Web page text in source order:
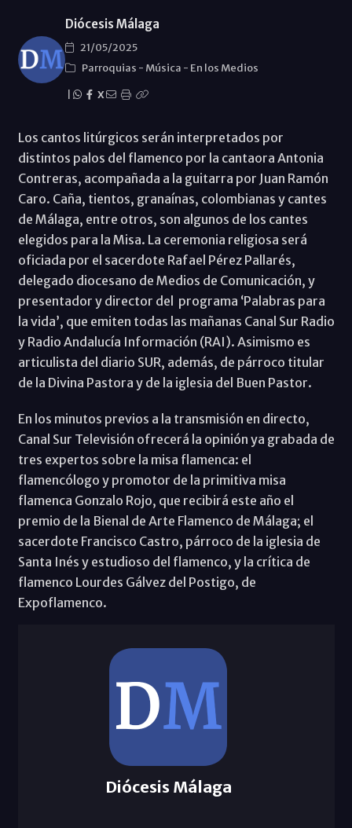
Diócesis Málaga
21/05/2025
Parroquias - Música - En los Medios
X
Los cantos litúrgicos serán interpretados por
distintos palos del flamenco por la cantaora Antonia
Contreras, acompañada a la guitarra por Juan Ramón
Caro. Caña, tientos, granaínas, colombianas y cantes
de Málaga, entre otros, son algunos de los cantes
elegidos para la Misa. La ceremonia religiosa será
oficiada por el sacerdote Rafael Pérez Pallarés,
delegado diocesano de Medios de Comunicación, y
presentador y director del programa ‘Palabras para
la vida’, que emiten todas las mañanas Canal Sur Radio
y Radio Andalucía Información (RAI). Asimismo es
articulista del diario SUR, además, de párroco titular
de la Divina Pastora y de la iglesia del Buen Pastor.
En los minutos previos a la transmisión en directo,
Canal Sur Televisión ofrecerá la opinión ya grabada de
tres expertos sobre la misa flamenca: el
flamencólogo y promotor de la primitiva misa
flamenca Gonzalo Rojo, que recibirá este año el
premio de la Bienal de Arte Flamenco de Málaga; el
sacerdote Francisco Castro, párroco de la iglesia de
Santa Inés y estudioso del flamenco, y la crítica de
flamenco Lourdes Gálvez del Postigo, de
Expoflamenco.
Diócesis Málaga